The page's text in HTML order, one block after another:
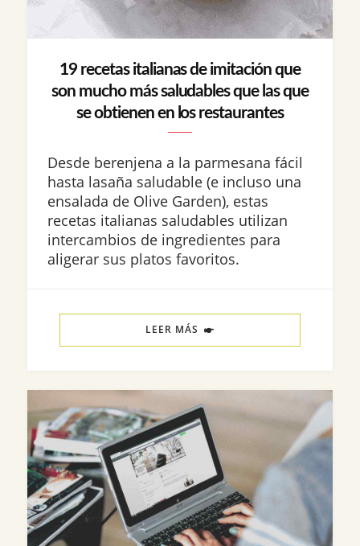
19 recetas italianas de imitación que
son mucho más saludables que las que
se obtienen en los restaurantes
Desde berenjena a la parmesana fácil
hasta lasaña saludable (e incluso una
ensalada de Olive Garden), estas
recetas italianas saludables utilizan
intercambios de ingredientes para
aligerar sus platos favoritos.
LEER MÁS